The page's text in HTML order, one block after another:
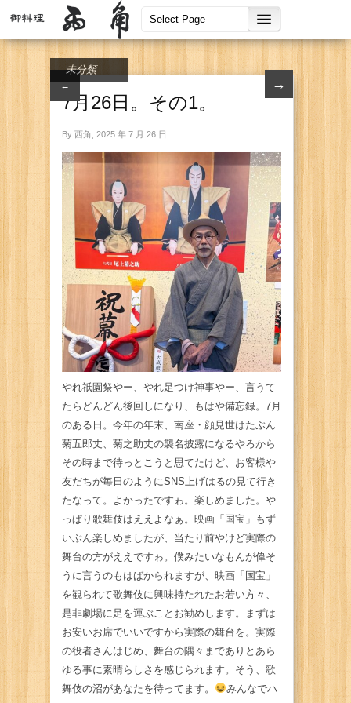
← →
未分類
7月26日。その1。
By 西角, 2025 年 7 月 26 日
やれ祇園祭やー、やれ足つけ神事やー、言うて
たらどんどん後回しになり、もはや備忘録。7月
のある日。今年の年末、南座・顔見世はたぶん
菊五郎丈、菊之助丈の襲名披露になるやろから
その時まで待っとこうと思てたけど、お客様や
友だちが毎日のようにSNS上げはるの見て行き
たなって。よかったですゎ。楽しめました。や
っぱり歌舞伎はええよなぁ。映画「国宝」もず
いぶん楽しめましたが、当たり前やけど実際の
舞台の方がええですゎ。僕みたいなもんが偉そ
うに言うのもはばかられますが、映画「国宝」
を観られて歌舞伎に興味持たれたお若い方々、
是非劇場に足を運ぶことお勧めします。まずは
お安いお席でいいですから実際の舞台を。実際
の役者さんはじめ、舞台の隅々までありとあら
ゆる事に素晴らしさを感じられます。そう、歌
舞伎の沼があなたを待ってます。
みんなでハ